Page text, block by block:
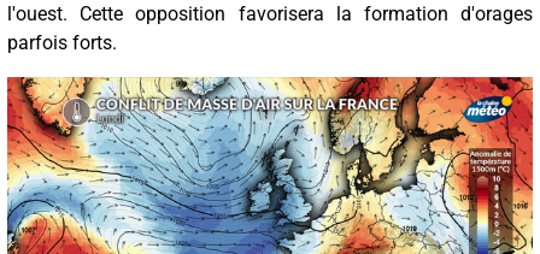
l'ouest. Cette opposition favorisera la formation d'orages
parfois forts.